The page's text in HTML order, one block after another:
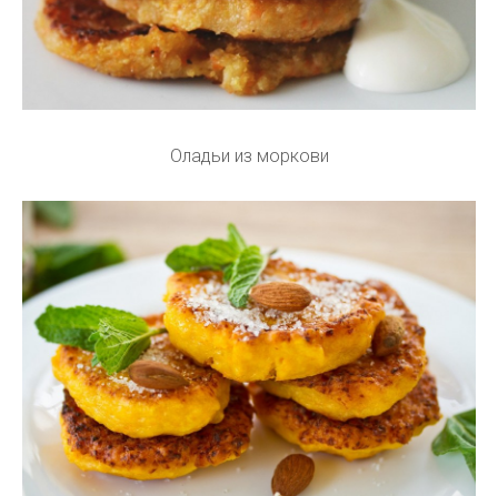
Оладьи из моркови